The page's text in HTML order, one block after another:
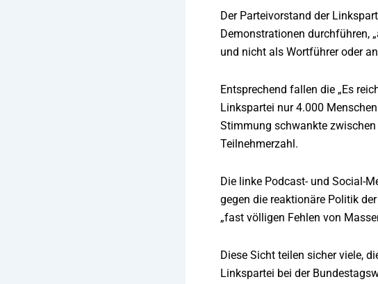
Der Parteivorstand der
Demonstrationen durchführen,
und nicht als Wortführer oder
Entsprechend fallen die „Es
Linkspartei nur 4.000
Stimmung schwankte
Teilnehmerzahl.
Die linke Podcast- und Social-
gegen die reaktionäre Politik
„fast völligen Fehlen von
Diese Sicht teilen sicher viele,
Linkspartei bei der